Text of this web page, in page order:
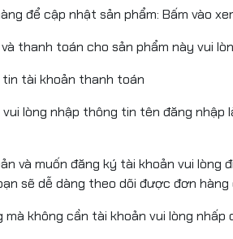
để cập nhật sản phẩm: Bấm vào
thanh toán cho sản phẩm này vui
tài khoản thanh toán
lòng nhập thông tin tên đăng
và muốn đăng ký tài khoản vui
sẽ dễ dàng theo dõi được đơn hàng
mà không cần tài khoản vui lòng